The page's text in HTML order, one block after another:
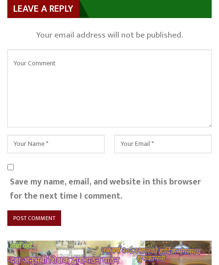
LEAVE A REPLY
Your email address will not be published.
Save my name, email, and website in this browser
for the next time I comment.